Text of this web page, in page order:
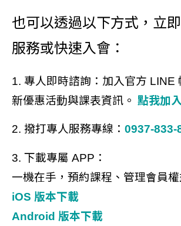
也可以透過以下方式，立
服務或快速入會：
1. 專人即時諮詢：加入官方 LINE
新優惠活動與課表資訊。 點我加
2. 撥打專人服務專線： 0937-833-
3. 下載專屬 APP：
一機在手，預約課程、管理會員權
iOS 版本下載
Android 版本下載